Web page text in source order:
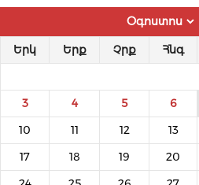
Երկ Երք Չրք Հնգ
3 4 5 6
10 11 12 13
17 18 19 20